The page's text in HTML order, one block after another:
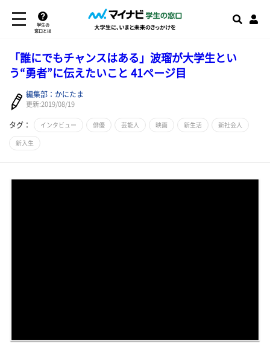
学生の
窓口とは
「誰にでもチャンスはある」波瑠が大学生とい
う“勇者”に伝えたいこと 41ページ目
編集部：かにたま
更新:2019/08/19
タグ： インタビュー 俳優 芸能人 映画 新生活 新社会人
新入生